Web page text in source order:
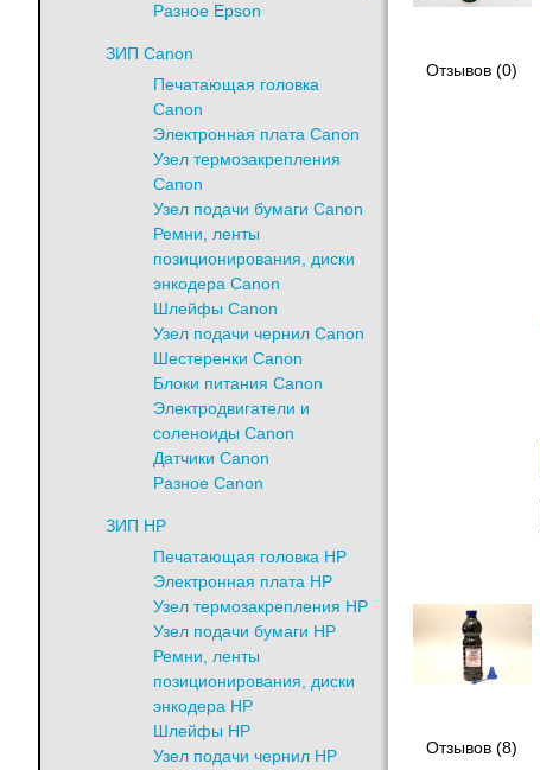
Отзывов (0)
Отзывов (8)
Разное Epson
ЗИП Canon
Печатающая головка
Canon
Электронная плата Canon
Узел термозакрепления
Canon
Узел подачи бумаги Canon
Ремни, ленты
позиционирования, диски
энкодера Canon
Шлейфы Canon
Узел подачи чернил Canon
Шестеренки Canon
Блоки питания Canon
Электродвигатели и
соленоиды Canon
Датчики Canon
Разное Canon
ЗИП HP
Печатающая головка HP
Электронная плата HP
Узел термозакрепления HP
Узел подачи бумаги HP
Ремни, ленты
позиционирования, диски
энкодера HP
Шлейфы HP
Узел подачи чернил HP